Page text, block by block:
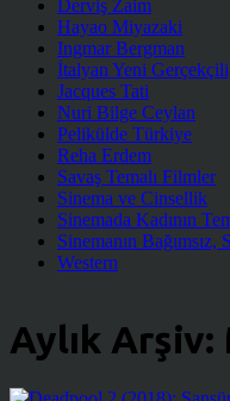
Derviş Zaim
Hayao Miyazaki
Ingmar Bergman
İtalyan Yeni
Jacques Tati
Nuri Bilge Ceylan
Pelikülde Türkiye
Reha Erdem
Savaş Temalı Filmler
Sinema ve Cinsellik
Sinemada Kadının
Sinemanın
Western
Aylık Arşiv: